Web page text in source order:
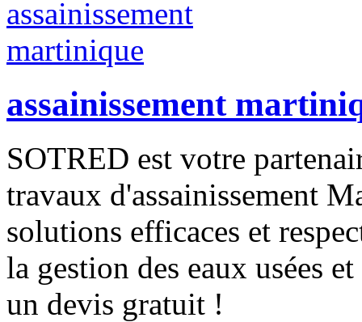
assainissement
SOTRED est votre
travaux d'assainissement
solutions efficaces et
la gestion des eaux usées
un devis gratuit !